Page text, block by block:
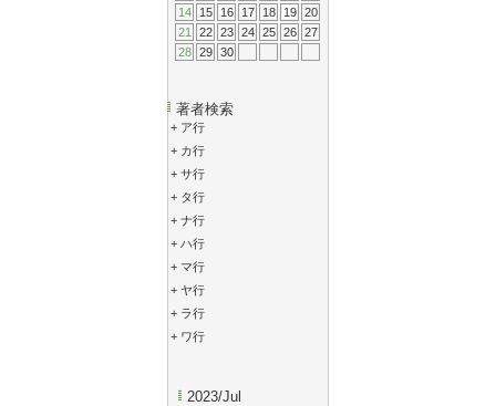
14
15 16 17 18 19
20
21
22 23 24 25 26
27
28
29 30
著者検索
+ ア行
+ カ行
+ サ行
+ タ行
+ ナ行
+ ハ行
+ マ行
+ ヤ行
+ ラ行
+ ワ行
2023/Jul